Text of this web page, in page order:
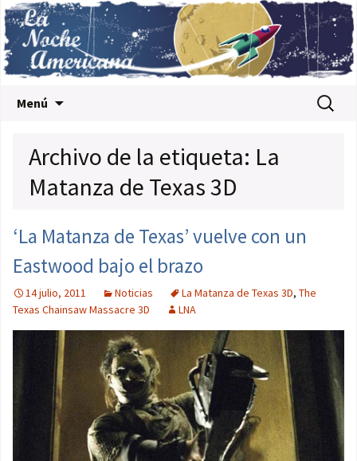
Menú Buscar:
Archivo de la etiqueta: La
Matanza de Texas 3D
‘La Matanza de Texas’ vuelve con un
Eastwood bajo el brazo
14 julio, 2011 Noticias La Matanza de Texas 3D, The
Texas Chainsaw Massacre 3D
LNA